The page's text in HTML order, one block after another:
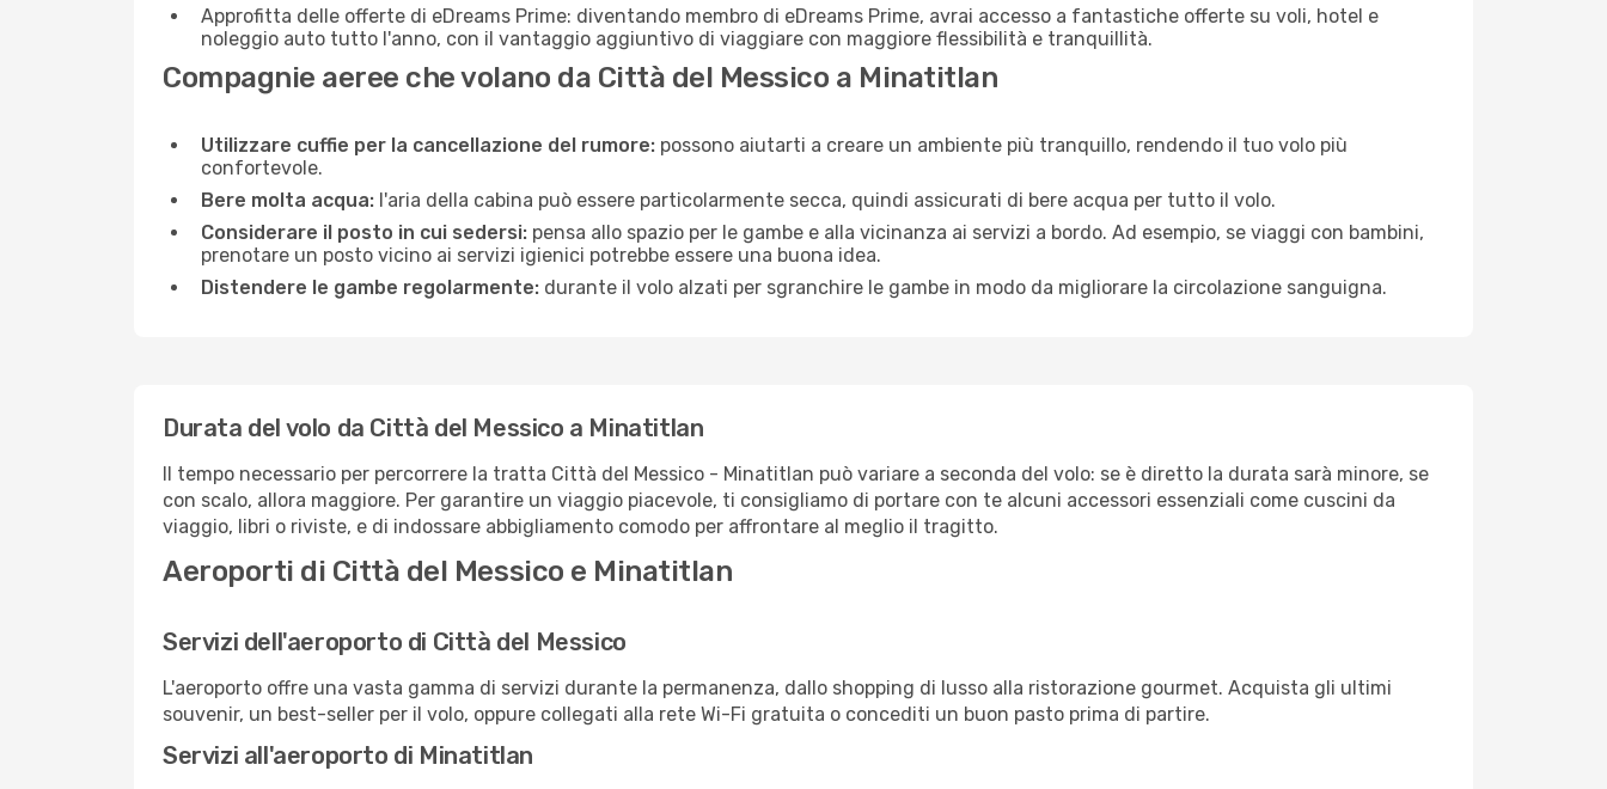
Approfitta delle offerte di eDreams Prime: diventando membro di eDreams Prime, avrai accesso a fantastiche offerte su voli, hotel e
noleggio auto tutto l'anno, con il vantaggio aggiuntivo di viaggiare con maggiore flessibilità e tranquillità.
Compagnie aeree che volano da Città del Messico a Minatitlan
Utilizzare cuffie per la cancellazione del rumore: possono aiutarti a creare un ambiente più tranquillo, rendendo il tuo volo più
confortevole.
Bere molta acqua: l'aria della cabina può essere particolarmente secca, quindi assicurati di bere acqua per tutto il volo.
Considerare il posto in cui sedersi: pensa allo spazio per le gambe e alla vicinanza ai servizi a bordo. Ad esempio, se viaggi con bambini,
prenotare un posto vicino ai servizi igienici potrebbe essere una buona idea.
Distendere le gambe regolarmente: durante il volo alzati per sgranchire le gambe in modo da migliorare la circolazione sanguigna.
Durata del volo da Città del Messico a Minatitlan
Il tempo necessario per percorrere la tratta Città del Messico - Minatitlan può variare a seconda del volo: se è diretto la durata sarà minore, se
con scalo, allora maggiore. Per garantire un viaggio piacevole, ti consigliamo di portare con te alcuni accessori essenziali come cuscini da
viaggio, libri o riviste, e di indossare abbigliamento comodo per affrontare al meglio il tragitto.
Aeroporti di Città del Messico e Minatitlan
Servizi dell'aeroporto di Città del Messico
L'aeroporto offre una vasta gamma di servizi durante la permanenza, dallo shopping di lusso alla ristorazione gourmet. Acquista gli ultimi
souvenir, un best-seller per il volo, oppure collegati alla rete Wi-Fi gratuita o concediti un buon pasto prima di partire.
Servizi all'aeroporto di Minatitlan